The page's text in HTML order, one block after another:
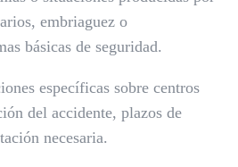
embriaguez o
básicas de seguridad.
específicas sobre centros
del accidente, plazos de
necesaria.